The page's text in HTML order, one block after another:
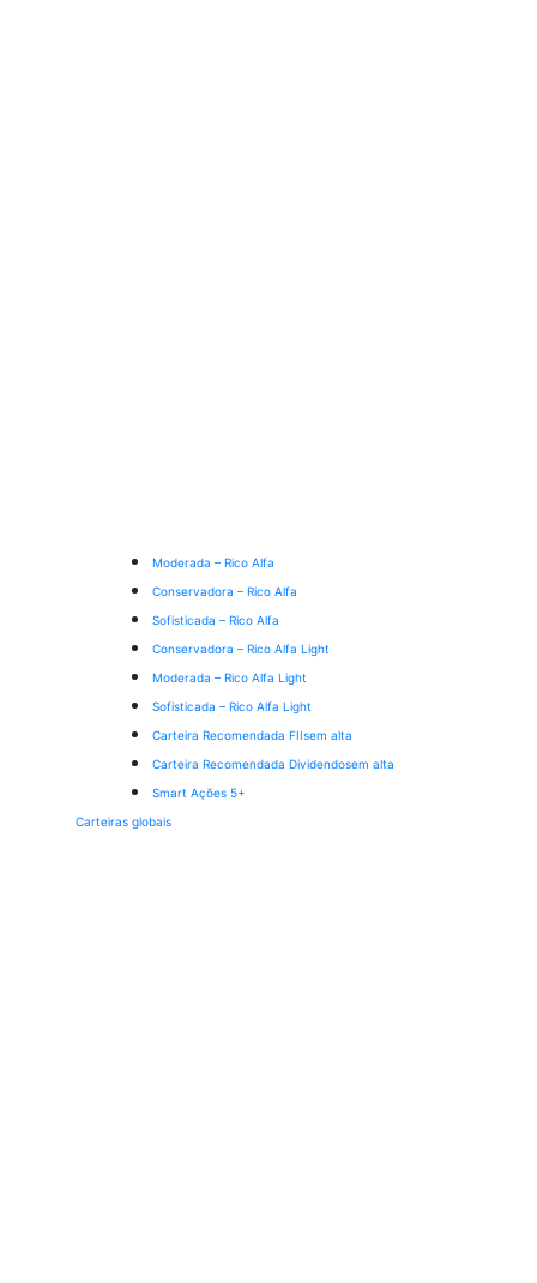
Moderada – Rico Alfa
Conservadora – Rico Alfa
Sofisticada – Rico Alfa
Conservadora – Rico Alfa Light
Moderada – Rico Alfa Light
Sofisticada – Rico Alfa Light
Carteira Recomendada FIIsem alta
Carteira Recomendada Dividendosem alta
Smart Ações 5+
Carteiras globais